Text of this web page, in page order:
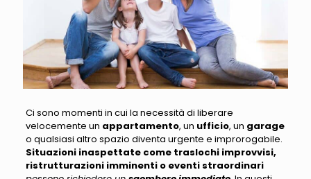
Ci sono momenti in cui la necessità di liberare
velocemente un appartamento, un ufficio, un garage
o qualsiasi altro spazio diventa urgente e improrogabile.
Situazioni inaspettate come traslochi improvvisi,
ristrutturazioni imminenti o eventi straordinari